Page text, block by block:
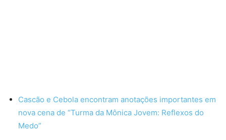
Cascão e Cebola encontram anotações importantes em
nova cena de “Turma da Mônica Jovem: Reflexos do
Medo”